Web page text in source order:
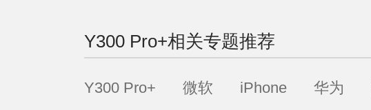
Y300 Pro+相关专题推荐
Y300 Pro+ 微软 iPhone 华为